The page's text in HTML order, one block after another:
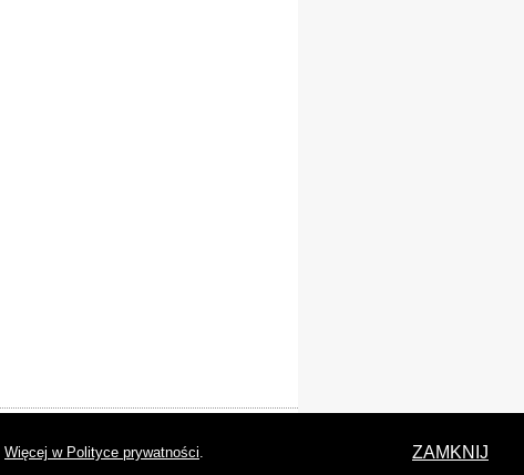
Więcej w Polityce prywatności. ZAMKNIJ